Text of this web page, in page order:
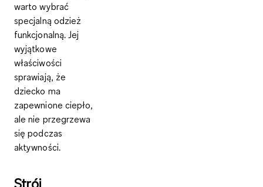
warto wybrać
specjalną odzież
funkcjonalną. Jej
wyjątkowe
właściwości
sprawiają, że
dziecko ma
zapewnione ciepło,
ale nie przegrzewa
się podczas
aktywności.